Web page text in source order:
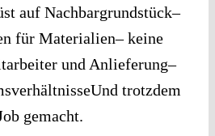
auf Nachbargrundstück–
für Materialien– keine
und Anlieferung–
trotzdem
gemacht.